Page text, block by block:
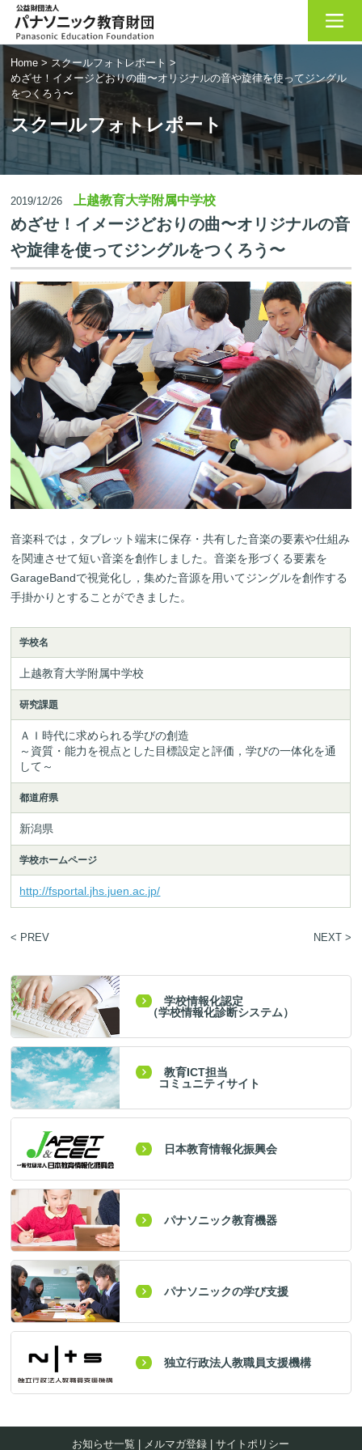
Home > スクールフォトレポート >
めざせ！イメージどおりの曲〜オリジナルの音や旋律を使ってジングル
をつくろう〜
スクールフォトレポート
2019/12/26 上越教育大学附属中学校
めざせ！イメージどおりの曲〜オリジナルの音
や旋律を使ってジングルをつくろう〜
音楽科では，タブレット端末に保存・共有した音楽の要素や仕組み
を関連させて短い音楽を創作しました。音楽を形づくる要素を
GarageBandで視覚化し，集めた音源を用いてジングルを創作する
手掛かりとすることができました。
学校名
上越教育大学附属中学校
研究課題
ＡＩ時代に求められる学びの創造
～資質・能力を視点とした目標設定と評価，学びの一体化を通
して～
都道府県
新潟県
学校ホームページ
http://fsportal.jhs.juen.ac.jp/
< PREV NEXT >
学校情報化認定
（学校情報化診断システム）
教育ICT担当
コミュニティサイト
日本教育情報化振興会
パナソニック教育機器
パナソニックの学び支援
独立行政法人教職員支援機構
お知らせ一覧 メルマガ登録 |サイトポリシー